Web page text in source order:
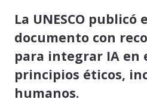
La UNESCO publicó
documento con
para integrar IA en
principios éticos,
humanos.